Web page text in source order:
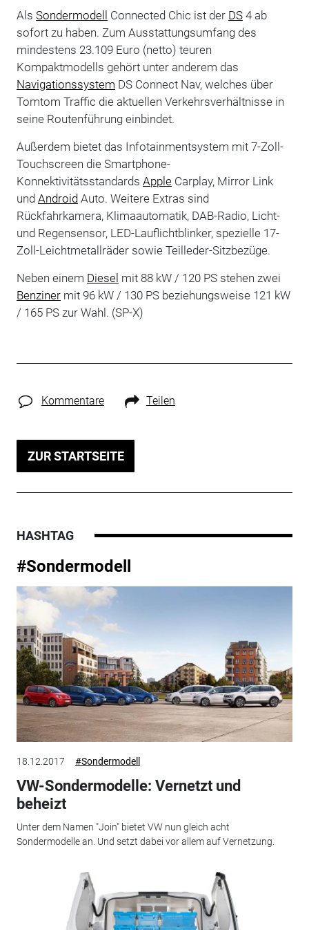
Als Sondermodell Connected Chic ist der DS4 ab
sofort zu haben. Zum Ausstattungsumfang des
mindestens 23.109 Euro (netto) teuren
Kompaktmodells gehört unter anderem das
Navigationssystem DS Connect Nav, welches über
Tomtom Traffic die aktuellen Verkehrsverhältnisse in
seine Routenführung einbindet.
Außerdem bietet das Infotainmentsystem mit 7-Zoll-
Touchscreen die Smartphone-
Konnektivitätsstandards AppleCarplay, Mirror Link
und AndroidAuto. Weitere Extras sind
Rückfahrkamera, Klimaautomatik, DAB-Radio, Licht-
und Regensensor, LED-Lauflichtblinker, spezielle 17-
Zoll-Leichtmetallräder sowie Teilleder-Sitzbezüge.
Neben einem Diesel mit 88 kW / 120 PS stehen zwei
Benzinermit 96 kW / 130 PS beziehungsweise 121 kW
/ 165 PS zur Wahl. (SP-X)
Kommentare Teilen
ZUR STARTSEITE
HASHTAG
#Sondermodell
18.12.2017 #Sondermodell
VW-Sondermodelle: Vernetzt und
beheizt
Unter dem Namen "Join" bietet VW nun gleich acht
Sondermodelle an. Und setzt dabei vor allem auf Vernetzung.